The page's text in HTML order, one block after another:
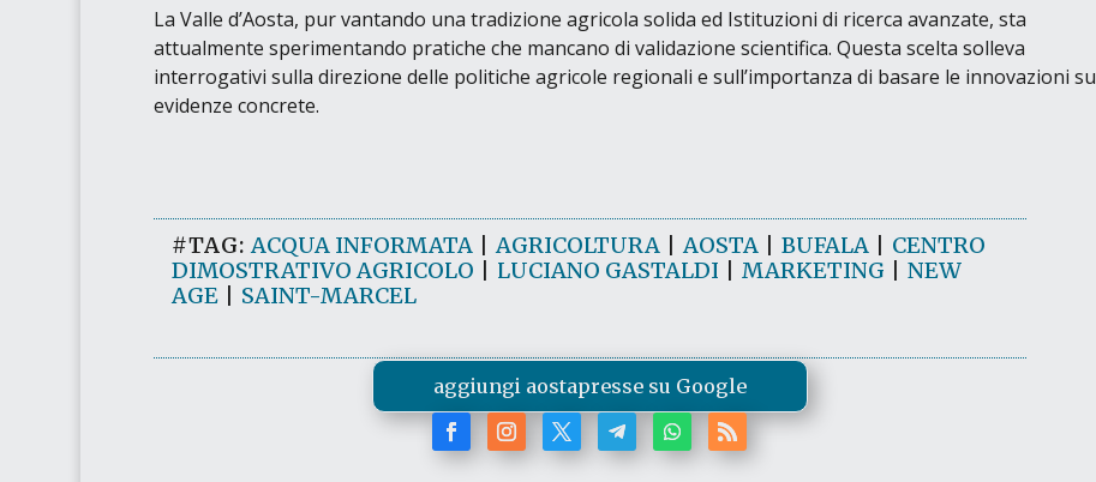
La Valle d’Aosta, pur vantando una tradizione agricola solida ed Istituzioni di ricerca avanzate, sta
attualmente sperimentando pratiche che mancano di validazione scientifica. Questa scelta solleva
interrogativi sulla direzione delle politiche agricole regionali e sull’importanza di basare le innovazioni su
evidenze concrete.
#TAG:ACQUA INFORMATA|AGRICOLTURA|AOSTA| BUFALA| CENTRO
DIMOSTRATIVO AGRICOLO
LUCIANO GASTALDI MARKETING
NEW
AGE| SAINT-MARCEL
aggiungi aostapresse su Google